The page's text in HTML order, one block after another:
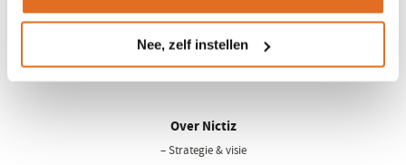
Nee, zelf instellen
LinkedInYoutube
Over Nictiz
– Strategie & visie